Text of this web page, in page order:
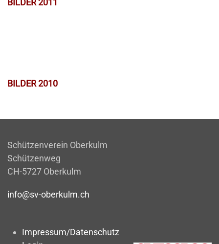
BILDER 2011
BILDER 2010
Schützenverein Oberkulm
Schützenweg
CH-5727 Oberkulm
info@sv-oberkulm.ch
Impressum/Datenschutz